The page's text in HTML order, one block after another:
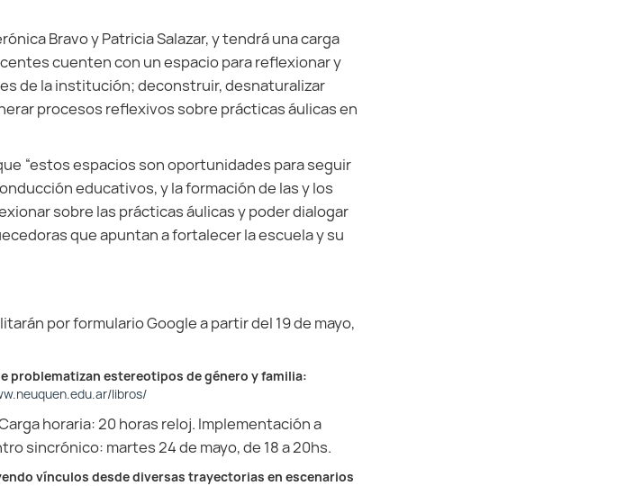
Bravo y Patricia Salazar, y tendrá una carga
cuenten con un espacio para reflexionar y
de la institución; deconstruir, desnaturalizar
procesos reflexivos sobre prácticas áulicas en
“estos espacios son oportunidades para seguir
educativos, y la formación de las y los
sobre las prácticas áulicas y poder dialogar
que apuntan a fortalecer la escuela y su
por formulario Google a partir del 19 de mayo,
problematizan estereotipos de género y familia:
libros/
horaria: 20 horas reloj. Implementación a
sincrónico: martes 24 de mayo, de 18 a 20hs.
vínculos desde diversas trayectorias en escenarios